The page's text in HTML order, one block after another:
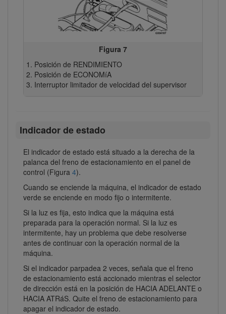
Figura 7
Posición de RENDIMIENTO
Posición de ECONOMíA
Interruptor limitador de velocidad del supervisor
Indicador de estado
El indicador de estado está situado a la derecha de la
palanca del freno de estacionamiento en el panel de
control (Figura 4).
Cuando se enciende la máquina, el indicador de estado
verde se enciende en modo fijo o intermitente.
Si la luz es fija, esto indica que la máquina está
preparada para la operación normal. Si la luz es
intermitente, hay un problema que debe resolverse
antes de continuar con la operación normal de la
máquina.
Si el indicador parpadea 2 veces, señala que el freno
de estacionamiento está accionado mientras el selector
de dirección está en la posición de HACIA ADELANTE o
HACIA ATRáS. Quite el freno de estacionamiento para
apagar el indicador de estado.